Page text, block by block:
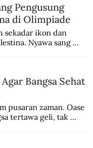
Pengusung
di Olimpiade
sekadar ikon dan
Nyawa sang
Bangsa Sehat
pusaran zaman. Oase
tertawa geli, tak